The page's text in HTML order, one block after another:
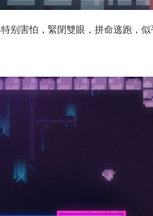
别害怕，緊閉雙眼，拼命逃跑，